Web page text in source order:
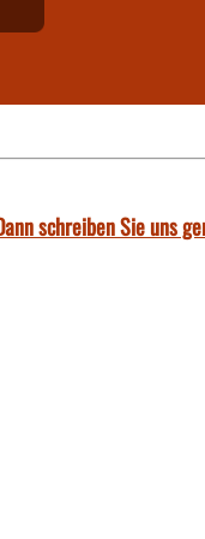
schreiben Sie uns